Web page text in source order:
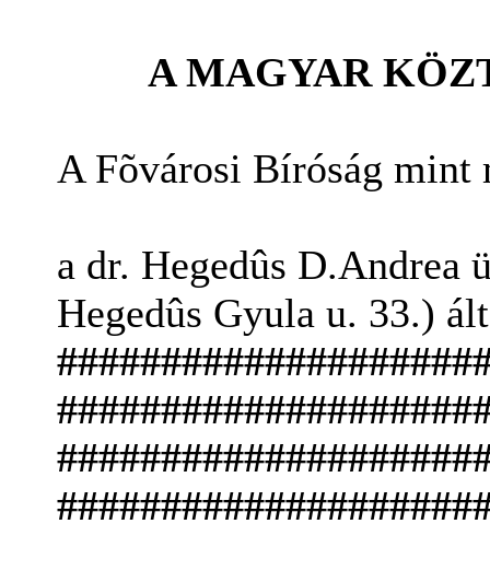
A MAGYAR
A Fõvárosi Bíróság mint
a dr. Hegedûs D.Andrea
Hegedûs Gyula u. 33.)